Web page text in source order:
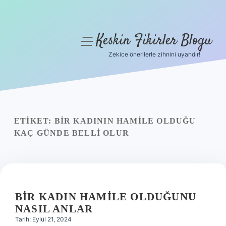
Yasal Uyarı
menüyüKeskin Fikirler Blogu
Zekice önerilerle zihnini uyandır!
ETIKET: BIR KADININ HAMILE OLDUĞU
KAÇ GÜNDE BELLI OLUR
BIR KADIN HAMILE OLDUĞUNU
NASIL ANLAR
Tarih: Eylül 21, 2024